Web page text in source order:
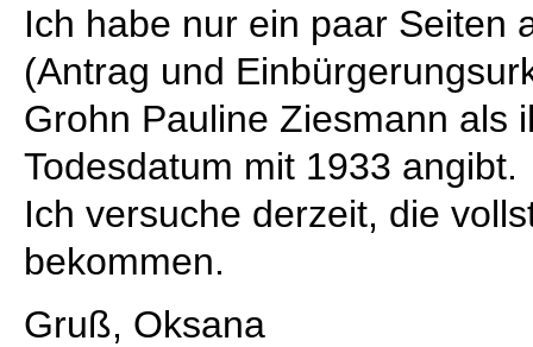
Ich habe nur ein paar Seiten
(Antrag und
Grohn Pauline Ziesmann als
Todesdatum mit 1933 angibt.
Ich versuche derzeit, die
bekommen.
Gruß, Oksana